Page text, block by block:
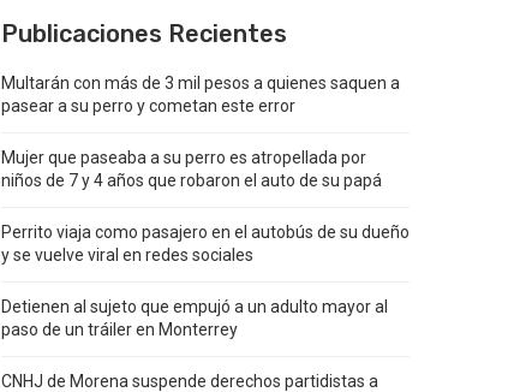
Publicaciones Recientes
Multarán con más de 3 mil pesos a quienes saquen a
pasear a su perro y cometan este error
Mujer que paseaba a su perro es atropellada por
niños de 7 y 4 años que robaron el auto de su papá
Perrito viaja como pasajero en el autobús de su dueño
y se vuelve viral en redes sociales
Detienen al sujeto que empujó a un adulto mayor al
paso de un tráiler en Monterrey
CNHJ de Morena suspende derechos partidistas a